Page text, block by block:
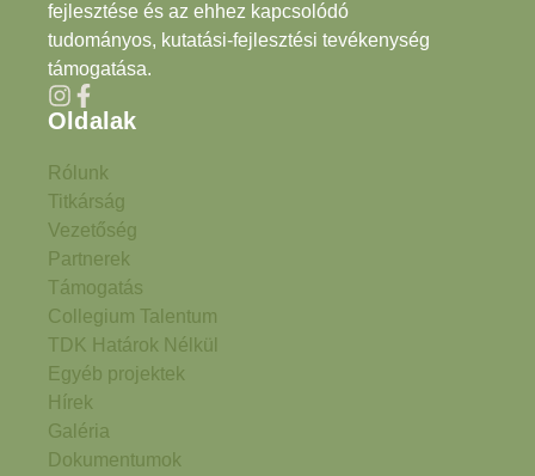
fejlesztése és az ehhez kapcsolódó
tudományos, kutatási-fejlesztési tevékenység
támogatása.
Oldalak
Rólunk
Titkárság
Vezetőség
Partnerek
Támogatás
Collegium Talentum
TDK Határok Nélkül
Egyéb projektek
Hírek
Galéria
Dokumentumok